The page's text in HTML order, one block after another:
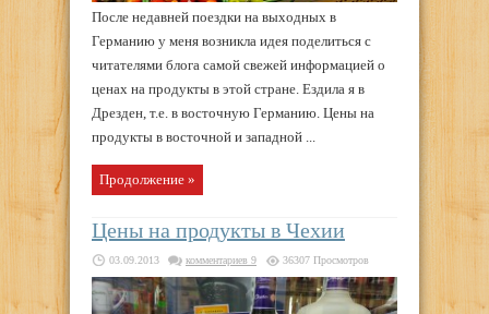
После недавней поездки на выходных в
Германию у меня возникла идея поделиться с
читателями блога самой свежей информацией о
ценах на продукты в этой стране. Ездила я в
Дрезден, т.е. в восточную Германию. Цены на
продукты в восточной и западной ...
Продолжение »
Цены на продукты в Чехии
03.09.2013 комментариев 9 36307 Просмотров